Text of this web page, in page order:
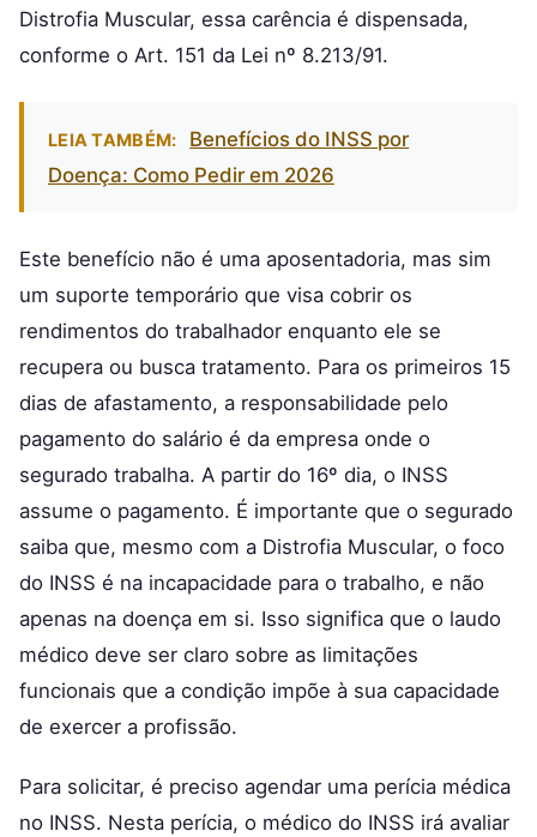
Distrofia Muscular, essa carência é dispensada,
conforme o Art. 151 da Lei nº 8.213/91.
LEIA TAMBÉM:
Benefícios do INSS por
Doença: Como Pedir em 2026
Este benefício não é uma aposentadoria, mas sim
um suporte temporário que visa cobrir os
rendimentos do trabalhador enquanto ele se
recupera ou busca tratamento. Para os primeiros 15
dias de afastamento, a responsabilidade pelo
pagamento do salário é da empresa onde o
segurado trabalha. A partir do 16º dia, o INSS
assume o pagamento. É importante que o segurado
saiba que, mesmo com a Distrofia Muscular, o foco
do INSS é na incapacidade para o trabalho, e não
apenas na doença em si. Isso significa que o laudo
médico deve ser claro sobre as limitações
funcionais que a condição impõe à sua capacidade
de exercer a profissão.
Para solicitar, é preciso agendar uma perícia médica
no INSS. Nesta perícia, o médico do INSS irá avaliar